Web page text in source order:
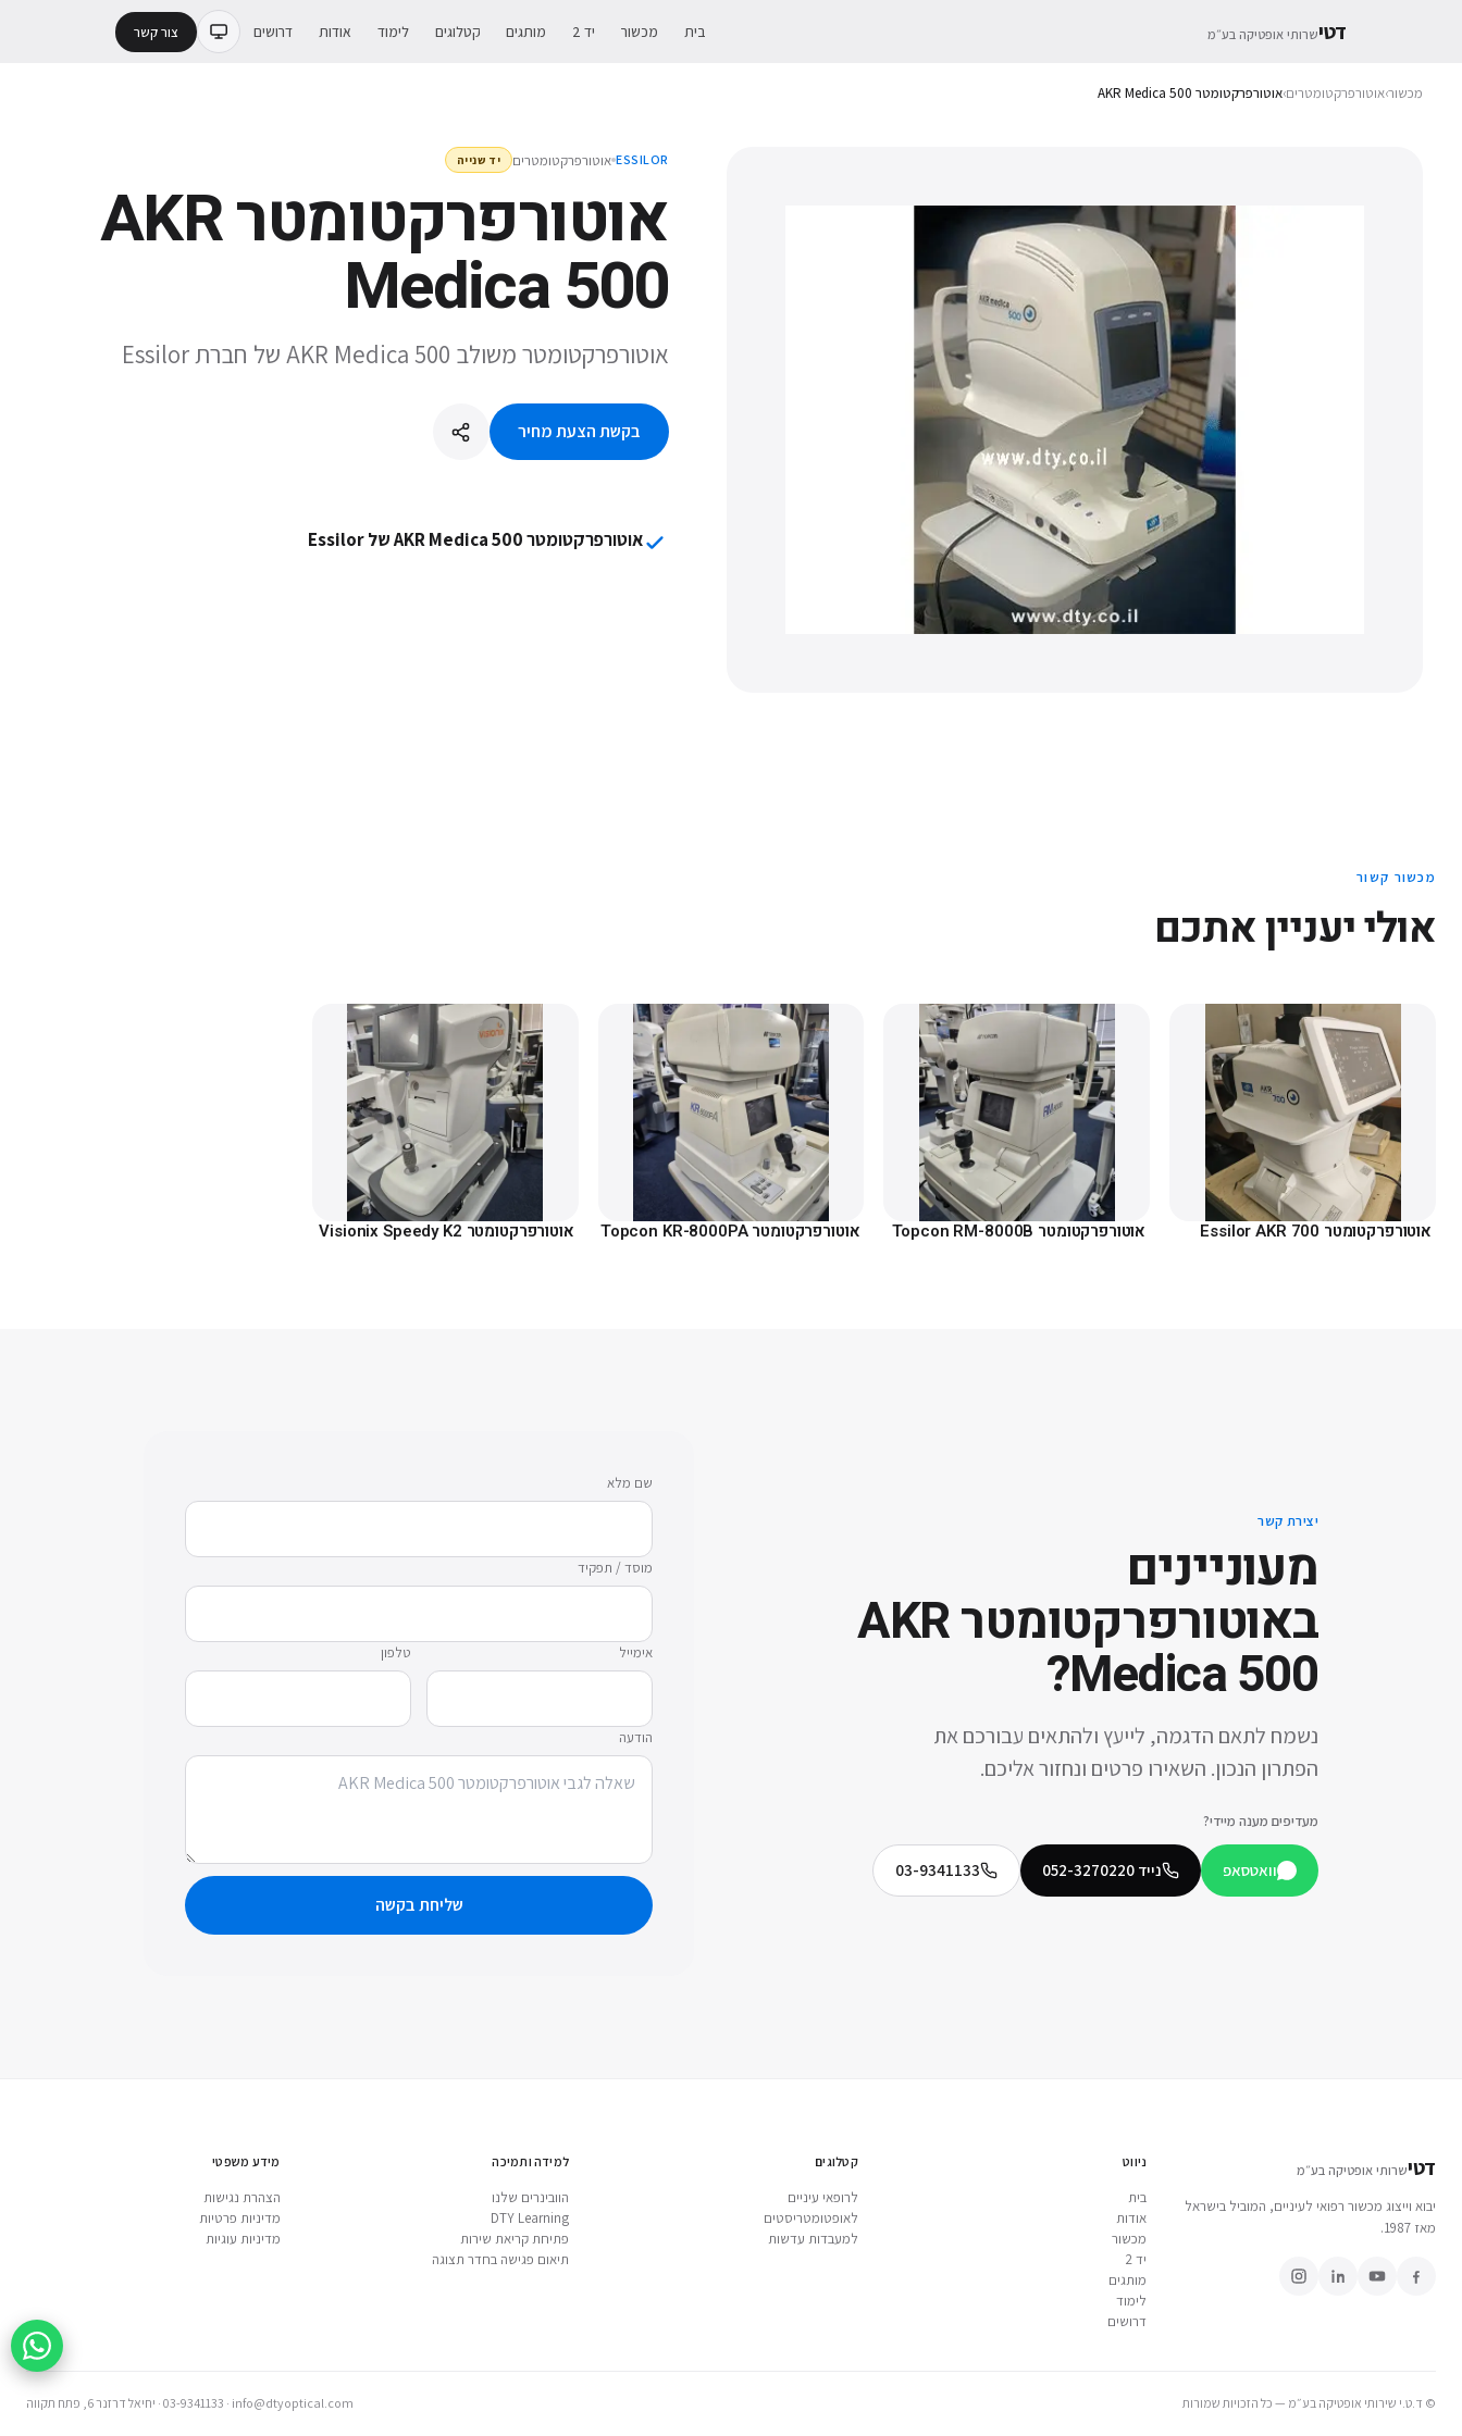
דטישרותי אופטיקה בע״מ בית מכשור יד 2 מותגים קטלוגים לימוד אודות דרושים צור קשר
מכשור›אוטורפרקטומטרים›אוטורפרקטומטר AKR Medica 500
ESSILOR אוטורפרקטומטרים יד שנייה
אוטורפרקטומטר AKR
Medica 500
אוטורפרקטומטר משולב AKR Medica 500 של חברת Essilor
בקשת הצעת מחיר
אוטורפרקטומטר AKR Medica 500 של Essilor
מכשור קשור
אולי יעניין אתכם
אוטורפרקטומטר Essilor AKR 700 אוטורפרקטומטר Topcon RM-8000B אוטורפרקטומטר Topcon KR-8000PA אוטורפרקטומטר Visionix Speedy K2
יצירת קשר
מעוניינים
ב אוטורפרקטומטר AKR
Medica 500
?
נשמח לתאם הדגמה, לייעץ ולהתאים עבורכם את
הפתרון הנכון. השאירו פרטים ונחזור אליכם.
מעדיפים מענה מיידי?
וואטסאפ נייד 052-3270220
03-9341133
שם מלא
מוסד / תפקיד
אימייל טלפון
הודעה
שליחת בקשה
דטישרותי אופטיקה בע״מ
יבוא וייצוג מכשור רפואי לעיניים, המוביל בישראל
מאז 1987.
ניווט
בית
אודות
מכשור
יד 2
מותגים
לימוד
דרושים
קטלוגים
לרופאי עיניים
לאופטומטריסטים
למעבדות עדשות
למידה ותמיכה
הוובינרים שלנו
DTY Learning
פתיחת קריאת שירות
תיאום פגישה בחדר תצוגה
מידע משפטי
הצהרת נגישות
מדיניות פרטיות
מדיניות עוגיות
© ד.ט.י שירותי אופטיקה בע״מ — כל הזכויות שמורות info@dtyoptical.com
·
03-9341133
· יחיאל דרזנר 6, פתח תקווה